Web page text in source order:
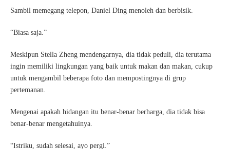
Sambil memegang telepon, Daniel Ding menoleh dan berbisik.
“Biasa saja.”
Meskipun Stella Zheng mendengarnya, dia tidak peduli, dia terutama
ingin memiliki lingkungan yang baik untuk makan dan makan, cukup
untuk mengambil beberapa foto dan mempostingnya di grup
pertemanan.
Mengenai apakah hidangan itu benar-benar berharga, dia tidak bisa
benar-benar mengetahuinya.
“Istriku, sudah selesai, ayo pergi.”